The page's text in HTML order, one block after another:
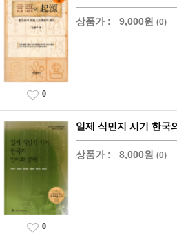
상품가 : 9,000원 (0)
0
일제 식민지 시기 한국
상품가 : 8,000원 (0)
0